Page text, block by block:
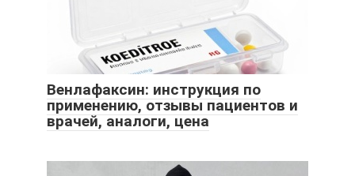
Венлафаксин: инструкция по
применению, отзывы пациентов и
врачей, аналоги, цена